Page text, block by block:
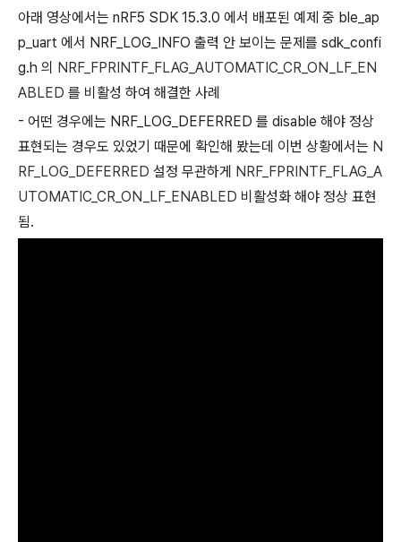
아래 영상에서는 nRF5 SDK 15.3.0 에서 배포된 예제 중 ble_ap
p_uart 에서 NRF_LOG_INFO 출력 안 보이는 문제를 sdk_confi
g.h 의 NRF_FPRINTF_FLAG_AUTOMATIC_CR_ON_LF_EN
ABLED 를 비활성 하여 해결한 사례
- 어떤 경우에는 NRF_LOG_DEFERRED 를 disable 해야 정상
표현되는 경우도 있었기 때문에 확인해 봤는데 이번 상황에서는 N
RF_LOG_DEFERRED 설정 무관하게 NRF_FPRINTF_FLAG_A
UTOMATIC_CR_ON_LF_ENABLED 비활성화 해야 정상 표현
됨.